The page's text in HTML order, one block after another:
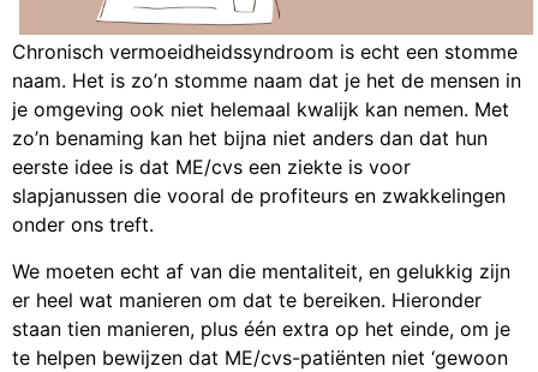
Chronisch vermoeidheidssyndroom is echt een stomme
naam. Het is zo’n stomme naam dat je het de mensen in
je omgeving ook niet helemaal kwalijk kan nemen. Met
zo’n benaming kan het bijna niet anders dan dat hun
eerste idee is dat ME/cvs een ziekte is voor
slapjanussen die vooral de profiteurs en zwakkelingen
onder ons treft.
We moeten echt af van die mentaliteit, en gelukkig zijn
er heel wat manieren om dat te bereiken. Hieronder
staan tien manieren, plus één extra op het einde, om je
te helpen bewijzen dat ME/cvs-patiënten niet ‘gewoon